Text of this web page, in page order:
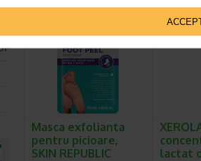
Masca exfolianta
pentru picioare,
SKIN REPUBLIC
lactat